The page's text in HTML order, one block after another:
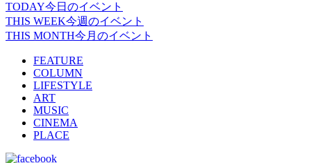
TODAY今日のイベント
THIS WEEK今週のイベント
THIS MONTH今月のイベント
FEATURE
COLUMN
LIFESTYLE
ART
MUSIC
CINEMA
PLACE